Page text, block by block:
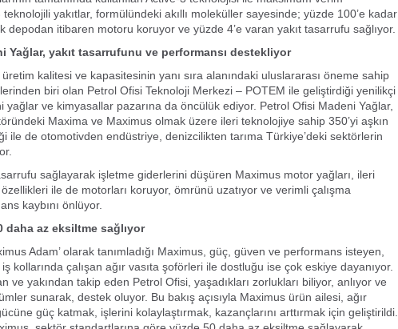
teknolojili yakıtlar, formülündeki akıllı moleküller sayesinde; yüzde 100’e kadar
depodan itibaren motoru koruyor ve yüzde 4’e varan yakıt tasarrufu sağlıyor.
Yağlar, yakıt tasarrufunu ve performansı destekliyor
kalitesi ve kapasitesinin yanı sıra alanındaki uluslararası öneme sahip
biri olan Petrol Ofisi Teknoloji Merkezi – POTEM ile geliştirdiği yenilikçi
yağlar ve kimyasallar pazarına da öncülük ediyor. Petrol Ofisi Madeni Yağlar,
Maxima ve Maximus olmak üzere ileri teknolojiye sahip 350’yi aşkın
ile de otomotivden endüstriye, denizcilikten tarıma Türkiye’deki sektörlerin
sağlayarak işletme giderlerini düşüren Maximus motor yağları, ileri
ile de motorları koruyor, ömrünü uzatıyor ve verimli çalışma
kaybını önlüyor.
daha az eksiltme sağlıyor
Adam’ olarak tanımladığı Maximus, güç, güven ve performans isteyen,
kollarında çalışan ağır vasıta şoförleri ile dostluğu ise çok eskiye dayanıyor.
ve yakından takip eden Petrol Ofisi, yaşadıkları zorlukları biliyor, anlıyor ve
sunarak, destek oluyor. Bu bakış açısıyla Maximus ürün ailesi, ağır
güç katmak, işlerini kolaylaştırmak, kazançlarını arttırmak için geliştirildi.